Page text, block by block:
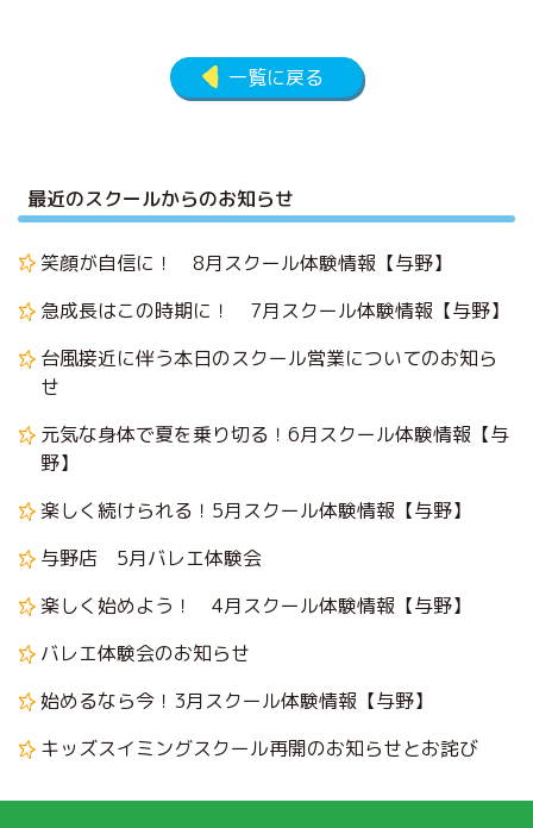
一覧に戻る
最近のスクールからのお知らせ
笑顔が自信に！ 8月スクール体験情報【与野】
急成長はこの時期に！ 7月スクール体験情報【与野】
台風接近に伴う本日のスクール営業についてのお知ら
せ
元気な身体で夏を乗り切る！6月スクール体験情報【与
野】
楽しく続けられる！5月スクール体験情報【与野】
与野店 5月バレエ体験会
楽しく始めよう！ 4月スクール体験情報【与野】
バレエ体験会のお知らせ
始めるなら今！3月スクール体験情報【与野】
キッズスイミングスクール再開のお知らせとお詫び